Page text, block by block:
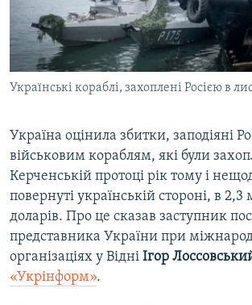
ВІДЕОУРОКИ «ELIFBE»
СВІДЧЕННЯ ОКУПАЦІЇ
УКРАЇНСЬКА ПРОБЛЕМА КРИМУ
ІНФОГРАФІКА
Русский
Qırımtatar
ДОЛУЧАЙСЯ!
Усі сайти RFE/RL
Українські кораблі, захоплені Росією в
Україна оцінила збитки, заподіяні
військовим кораблям, які були
Керченській протоці рік тому і
повернуті українській стороні, в 2,3
доларів. Про це сказав заступник
представника України при
організаціях у Відні Ігор
«Укрінформ».